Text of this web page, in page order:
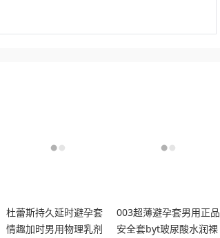
杜蕾斯持久延时避孕套
情趣加时男用物理乳剂
003超薄避孕套男用正品
安全套byt玻尿酸水润裸